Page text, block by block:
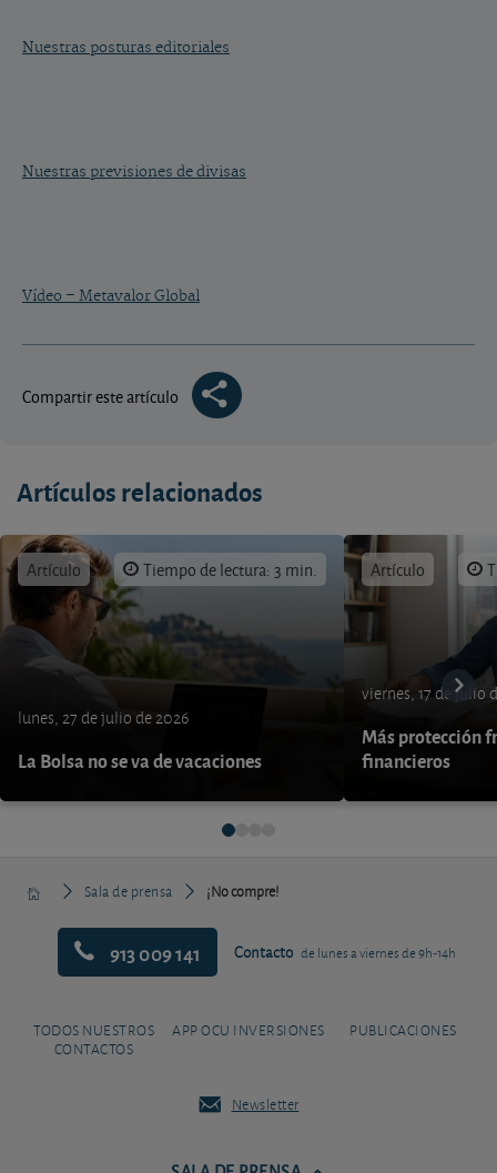
Nuestras posturas editoriales
Nuestras previsiones de divisas
Vídeo – Metavalor Global
Compartir este artículo
Artículos relacionados
Artículo Tiempo de lectura: 3 min.
lunes, 27 de julio de 2026
La Bolsa no se va de vacaciones
Artículo
viernes, 17 de julio
Más protección
financieros
Sala de prensa ¡No compre!
913 009 141 Contacto de lunes a viernes de 9h-14h
TODOS NUESTROS
CONTACTOS
APP OCU INVERSIONES PUBLICACIONES
Newsletter